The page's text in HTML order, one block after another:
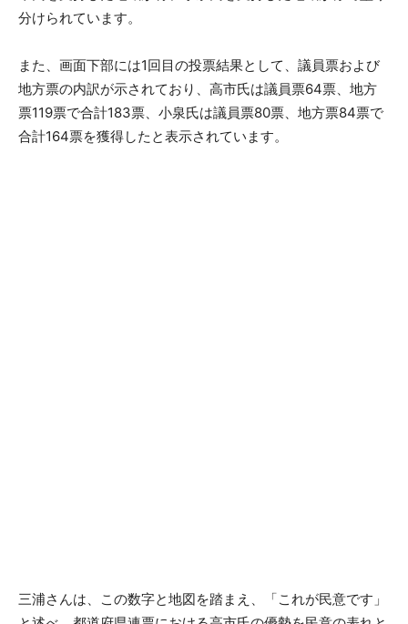
分けられています。
また、画面下部には1回目の投票結果として、議員票および
地方票の内訳が示されており、高市氏は議員票64票、地方
票119票で合計183票、小泉氏は議員票80票、地方票84票で
合計164票を獲得したと表示されています。
三浦さんは、この数字と地図を踏まえ、「これが民意です」